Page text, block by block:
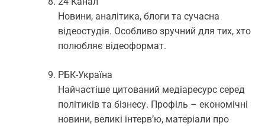
Новини, аналітика, блоги та сучасна
відеостудія. Особливо зручний для тих, хто
полюбляє відеоформат.
РБК-Україна
Найчастіше цитований медіаресурс серед
політиків та бізнесу. Профіль – економічні
новини, великі інтерв’ю, матеріали про